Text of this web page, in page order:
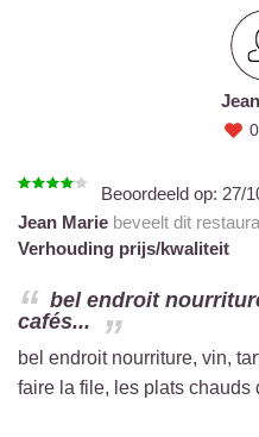
0
Beoordeeld op: 27/
Jean Marie beveelt dit
Verhouding prijs/kwaliteit
bel endroit
cafés...
bel endroit nourriture, vin,
faire la file, les plats chauds